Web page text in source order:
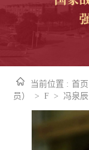
当前位置 : 首页
员）
> F > 冯泉辰